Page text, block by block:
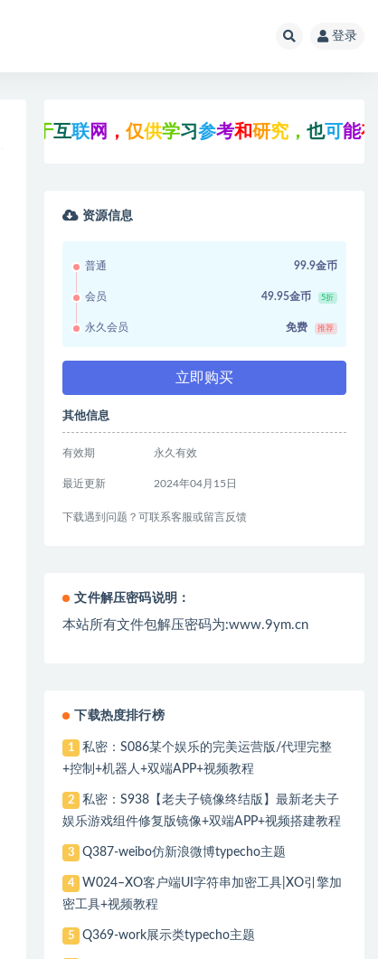
登录
仅供学 习 参考和研究，也可能存 在未知的B
资源信息
普通 99.9金币
会员 49.95金币 5折
永久会员 免费 推荐
立即购买
其他信息
有效期 永久有效
最近更新 2024年04月15日
下载遇到问题？可联系客服或留言反馈
文件解压密码说明：
本站所有文件包解压密码为:www.9ym.cn
下载热度排行榜
1
私密：S086某个娱乐的完美运营版/代理完整
+控制+机器人+双端APP+视频教程
2
私密：S938【老夫子镜像终结版】最新老夫子
娱乐游戏组件修复版镜像+双端APP+视频搭建教程
3 Q387-weibo仿新浪微博typecho主题
4
W024–XO客户端UI字符串加密工具|XO引擎加
密工具+视频教程
5 Q369-work展示类typecho主题